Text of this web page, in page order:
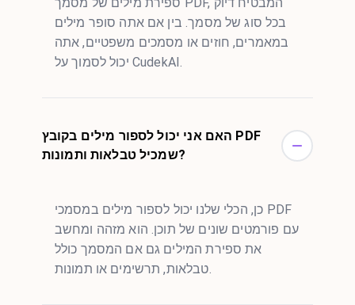
בכל סוג של מסמך. בין אם אתה סופר מילים
במאמרים, חוזים או מסמכים משפטיים, אתה
יכול לסמוך על CudekAI.
האם אני יכול לספור מילים בקובץ PDF
שמכיל טבלאות ותמונות?
כן, הכלי שלנו יכול לספור מילים במסמכי PDF
עם פורמטים שונים של תוכן. הוא מזהה ומחשב
את ספירת המילים גם אם המסמך כולל
טבלאות, תרשימים או תמונות.